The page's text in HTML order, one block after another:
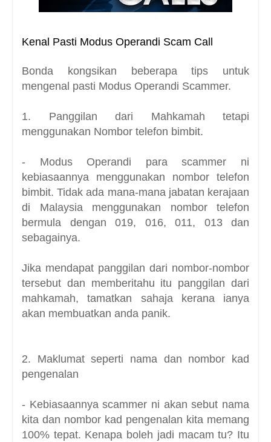
Kenal Pasti Modus Operandi Scam Call
Bonda kongsikan beberapa tips untuk
mengenal pasti Modus Operandi Scammer.
1. Panggilan dari Mahkamah tetapi
menggunakan Nombor telefon bimbit.
- Modus Operandi para scammer ni
kebiasaannya menggunakan nombor telefon
bimbit. Tidak ada mana-mana jabatan kerajaan
di Malaysia menggunakan nombor telefon
bermula dengan 019, 016, 011, 013 dan
sebagainya.
Jika mendapat panggilan dari nombor-nombor
tersebut dan memberitahu itu panggilan dari
mahkamah, tamatkan sahaja kerana ianya
akan membuatkan anda panik.
2. Maklumat seperti nama dan nombor kad
pengenalan
- Kebiasaannya scammer ni akan sebut nama
kita dan nombor kad pengenalan kita memang
100% tepat. Kenapa boleh jadi macam tu? Itu